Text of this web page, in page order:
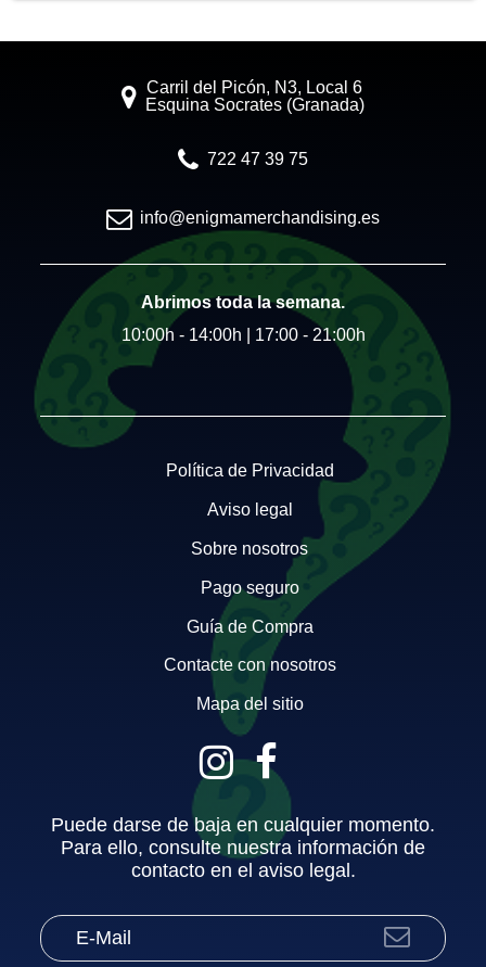
Carril del Picón, N3, Local 6
Esquina Socrates (Granada)
722 47 39 75
info@enigmamerchandising.es
Abrimos toda la semana.
10:00h - 14:00h | 17:00 - 21:00h
Política de Privacidad
Aviso legal
Sobre nosotros
Pago seguro
Guía de Compra
Contacte con nosotros
Mapa del sitio
Puede darse de baja en cualquier momento.
Para ello, consulte nuestra información de
contacto en el aviso legal.